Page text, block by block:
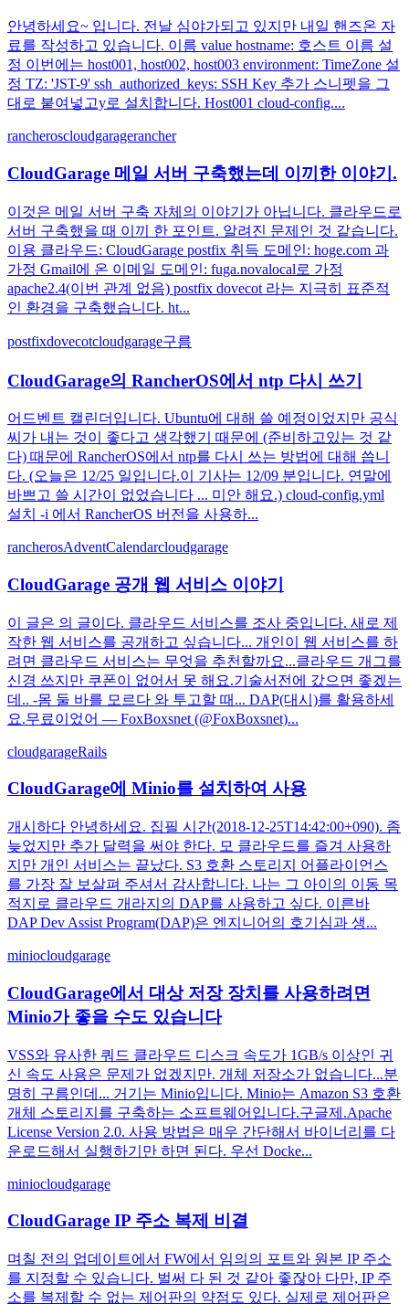
안녕하세요~ 입니다. 전날 심야가되고 있지만 내일 핸즈온 자
료를 작성하고 있습니다. 이름 value hostname: 호스트 이름 설
정 이번에는 host001, host002, host003 environment: TimeZone 설
정 TZ: 'JST-9' ssh_authorized_keys: SSH Key 추가 스니펫을 그
대로 붙여넣고y로 설치합니다. Host001 cloud-config....
rancheroscloudgaragerancher
CloudGarage 메일 서버 구축했는데 이끼한 이야기.
이것은 메일 서버 구축 자체의 이야기가 아닙니다. 클라우드로
서버 구축했을 때 이끼 한 포인트. 알려진 문제인 것 같습니다.
이용 클라우드: CloudGarage postfix 취득 도메인: hoge.com 과
가정 Gmail에 온 이메일 도메인: fuga.novalocal로 가정
apache2.4(이번 관계 없음) postfix dovecot 라는 지극히 표준적
인 환경을 구축했습니다. ht...
postfixdovecotcloudgarage구름
CloudGarage의 RancherOS에서 ntp 다시 쓰기
어드벤트 캘린더입니다. Ubuntu에 대해 쓸 예정이었지만 공식
씨가 내는 것이 좋다고 생각했기 때문에 (준비하고있는 것 같
다) 때문에 RancherOS에서 ntp를 다시 쓰는 방법에 대해 씁니
다. (오늘은 12/25 일입니다.이 기사는 12/09 분입니다. 연말에
바쁘고 쓸 시간이 없었습니다 ... 미안 해요.) cloud-config.yml
설치 -i 에서 RancherOS 버전을 사용하...
rancherosAdventCalendarcloudgarage
CloudGarage 공개 웹 서비스 이야기
이 글은 의 글이다. 클라우드 서비스를 조사 중입니다. 새로 제
작한 웹 서비스를 공개하고 싶습니다... 개인이 웹 서비스를 하
려면 클라우드 서비스는 무엇을 추천할까요...클라우드 개그를
신경 쓰지만 쿠폰이 없어서 못 해요.기술서전에 갔으면 좋겠는
데.. -몸 둘 바를 모르다 와 투고할 때... DAP(대시)를 활용하세
요.무료이었어 — FoxBoxsnet (@FoxBoxsnet)...
cloudgarageRails
CloudGarage에 Minio를 설치하여 사용
개시하다 안녕하세요. 집필 시간(2018-12-25T14:42:00+090). 좀
늦었지만 추가 달력을 써야 한다. 모 클라우드를 즐겨 사용하
지만 개인 서비스는 끝났다. S3 호환 스토리지 어플라이언스
를 가장 잘 보살펴 주셔서 감사합니다. 나는 그 아이의 이동 목
적지로 클라우드 개라지의 DAP를 사용하고 싶다. 이른바
DAP Dev Assist Program(DAP)은 엔지니어의 호기심과 생...
miniocloudgarage
CloudGarage에서 대상 저장 장치를 사용하려면
Minio가 좋을 수도 있습니다
VSS와 유사한 쿼드 클라우드 디스크 속도가 1GB/s 이상인 귀
신 속도 사용은 문제가 없겠지만. 개체 저장소가 없습니다...분
명히 구름인데... 거기는 Minio입니다. Minio는 Amazon S3 호환
개체 스토리지를 구축하는 소프트웨어입니다.구글제.Apache
License Version 2.0. 사용 방법은 매우 간단해서 바이너리를 다
운로드해서 실행하기만 하면 된다. 우선 Docke...
miniocloudgarage
CloudGarage IP 주소 복제 비결
며칠 전의 업데이트에서 FW에서 임의의 포트와 원본 IP 주소
를 지정할 수 있습니다. 벌써 다 된 것 같아 좋잖아 다만, IP 주
소를 복제할 수 없는 제어판의 약점도 있다. 실제로 제어판은